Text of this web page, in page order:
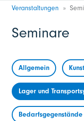
Veranstaltungen
Seminare
Allgemein
Lager und